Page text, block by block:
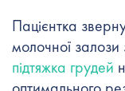
Пацієнтка
молочної
підтяжка грудей